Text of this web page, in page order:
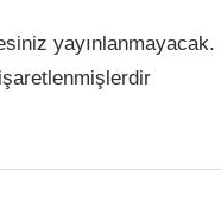
yayınlanmayacak.